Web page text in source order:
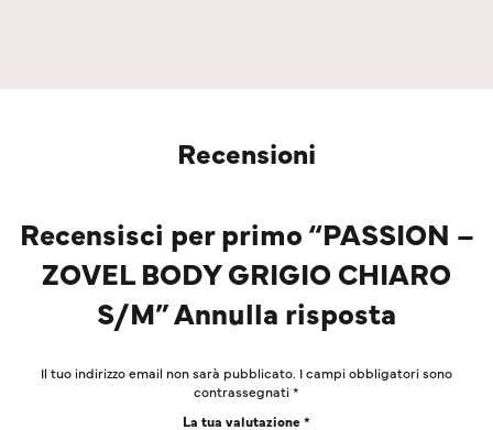
Recensioni
Recensisci per primo “PASSION –
ZOVEL BODY GRIGIO CHIARO
S/M” Annulla risposta
Il tuo indirizzo email non sarà pubblicato. I campi obbligatori sono
contrassegnati*
La tua valutazione*